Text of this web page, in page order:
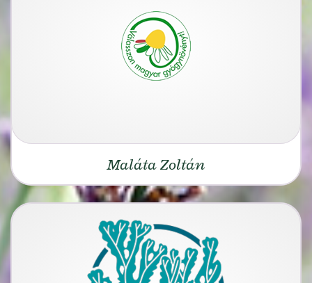
Maláta Zoltán